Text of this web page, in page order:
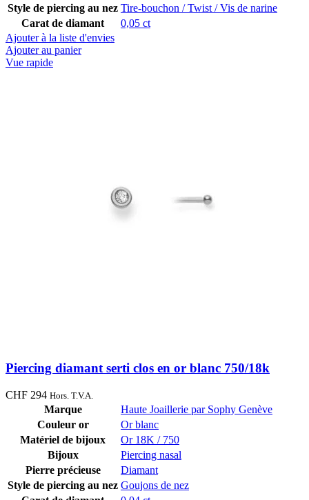
Style de piercing au nez Tire-bouchon / Twist / Vis de narine
Carat de diamant
0,05 ct
Ajouter à la liste d'envies
Ajouter au panier
Vue rapide
Piercing diamant serti clos en or blanc 750/18k
CHF 294 Hors. T.V.A.
Marque
Haute Joaillerie par Sophy Genève
Couleur or
Or blanc
Matériel de bijoux
Or 18K / 750
Bijoux
Piercing nasal
Pierre précieuse
Diamant
Style de piercing au nez Goujons de nez